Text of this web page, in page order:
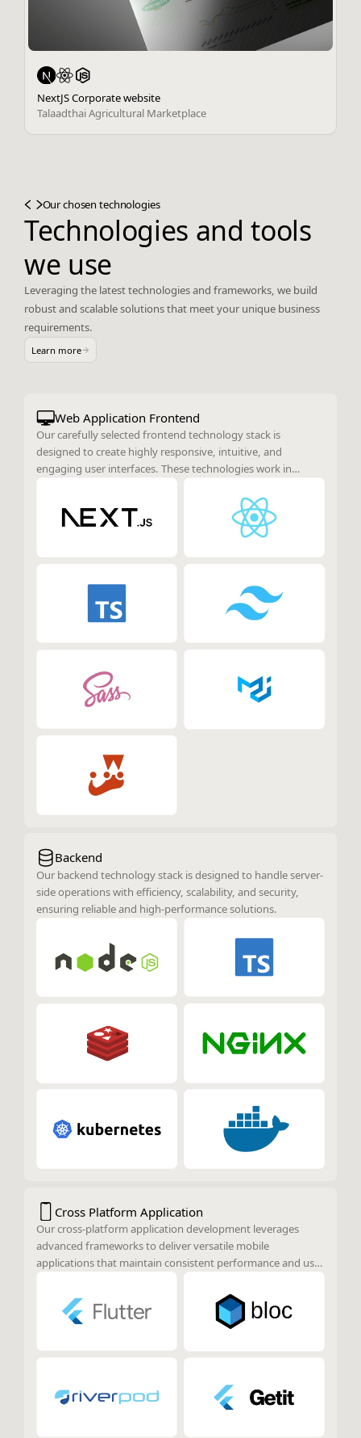
NextJS Corporate website
Talaadthai Agricultural Marketplace
Our chosen technologies
Technologies and tools
we use
Leveraging the latest technologies and frameworks, we build
robust and scalable solutions that meet your unique business
requirements.
Learn more
Web Application Frontend
Our carefully selected frontend technology stack is
designed to create highly responsive, intuitive, and
engaging user interfaces. These technologies work in
smooth interactions and optimal performance across
various devices and platforms.
Backend
Our backend technology stack is designed to handle server-
side operations with efficiency, scalability, and security,
ensuring reliable and high-performance solutions.
Cross Platform Application
Our cross-platform application development leverages
advanced frameworks to deliver versatile mobile
applications that maintain consistent performance and user
frameworks, we ensure that applications are highly
performant, visually appealing, and reliable, regardless of
the platform on which they are deployed.